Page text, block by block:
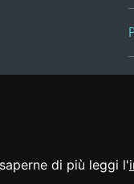
di più leggi l'